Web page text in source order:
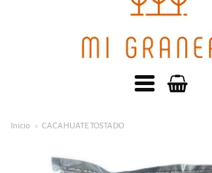
Menú
principal
Inicio CACAHUATE TOSTADO